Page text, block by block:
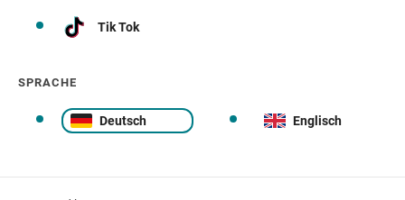
Tik Tok
SPRACHE
Deutsch Englisch